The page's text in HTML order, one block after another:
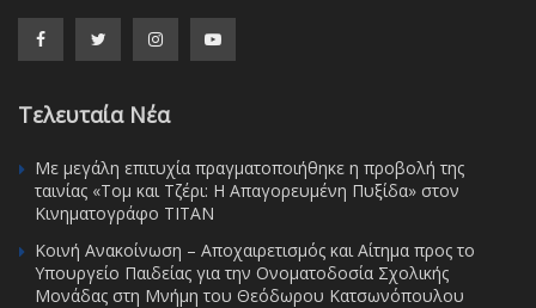
Τελευταία Νέα
Με μεγάλη επιτυχία πραγματοποιήθηκε η προβολή της
ταινίας «Τομ και Τζέρι: Η Απαγορευμένη Πυξίδα» στον
Κινηματογράφο ΤΙΤΑΝ
Κοινή Ανακοίνωση – Αποχαιρετισμός και Αίτημα προς το
Υπουργείο Παιδείας για την Ονοματοδοσία Σχολικής
Μονάδας στη Μνήμη του Θεόδωρου Κατσωνόπουλου